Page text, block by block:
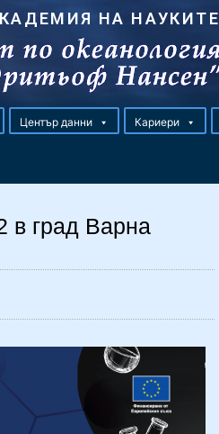
НА НАУКИТЕ
Център данни Кариери
в град Варна